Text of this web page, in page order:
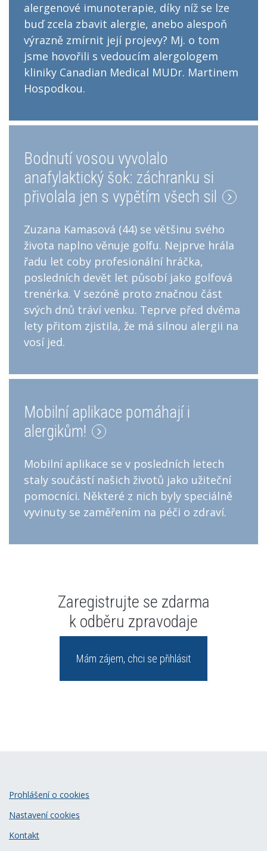
alergenové imunoterapie, díky níž se lze
buď zcela zbavit alergie, anebo alespoň
výrazně zmírnit její projevy? Mj. o tom
jsme hovořili s vedoucím alergologem
kliniky Canadian Medical MUDr. Martinem
Hospodkou.
Bodnutí vosou vyvolalo
anafylaktický šok: záchranku si
přivolala jen s vypětím všech sil
Zuzana Kamasová (44) se většinu svého
života naplno věnuje golfu. Nejprve hrála
řadu let coby profesionální hráčka,
posledních devět let působí jako golfová
trenérka. V sezóně proto značnou část
svých dnů tráví venku. Teprve před dvěma
lety přitom zjistila, že má silnou alergii na
vosí jed.
Mobilní aplikace pomáhají i
alergikům!
Mobilní aplikace se v posledních letech
staly součástí našich životů jako užiteční
pomocníci. Některé z nich byly speciálně
vyvinuty se zaměřením na péči o zdraví.
Zaregistrujte se zdarma
k odběru zpravodaje
Mám zájem, chci se přihlásit
Prohlášení o cookies
Nastavení cookies
Kontakt